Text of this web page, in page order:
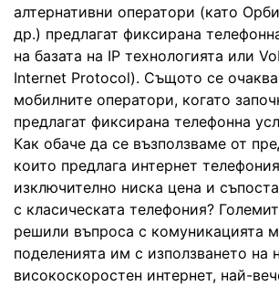
алтернативни оператори (като
др.) предлагат фиксирана
на базата на IP технологията или
Internet Protocol). Същото се
мобилните оператори, когато
предлагат фиксирана телефонна
Как обаче да се възползваме от
които предлага интернет
изключително ниска цена и
с класическата телефония?
решили въпроса с комуникацията
поделенията им с използването на
високоскоростен интернет, най-